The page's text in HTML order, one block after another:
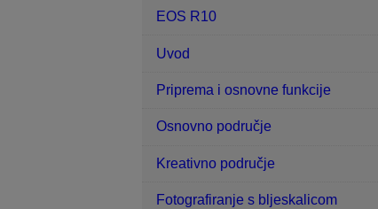
EOS R10
Uvod
Priprema i osnovne funkcije
Osnovno područje
Kreativno područje
Fotografiranje s bljeskalicom